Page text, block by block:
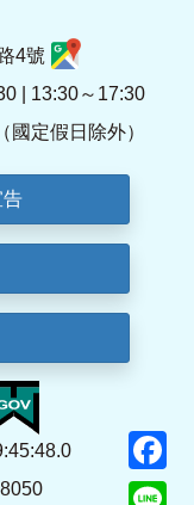
4號
| 13:30～17:30
國定假日除外）
告